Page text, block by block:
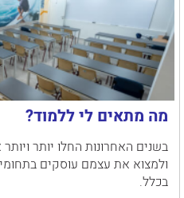
מה מתאים לי ללמוד?
בשנים האחרונות החלו יותר
ולמצוא את עצמם עוסקים בתחומי
בכלל.